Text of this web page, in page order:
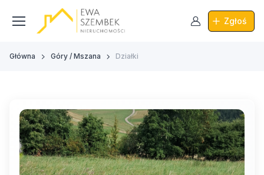
Zgłoś
Główna Góry / Mszana Działki